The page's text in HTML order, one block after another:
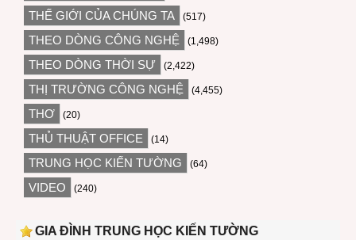
THẾ GIỚI CỦA CHÚNG TA (517)
THEO DÒNG CÔNG NGHỆ (1,498)
THEO DÒNG THỜI SỰ (2,422)
THỊ TRƯỜNG CÔNG NGHỆ (4,455)
THƠ (20)
THỦ THUẬT OFFICE (14)
TRUNG HỌC KIẾN TƯỜNG (64)
VIDEO (240)
GIA ĐÌNH TRUNG HỌC KIẾN TƯỜNG